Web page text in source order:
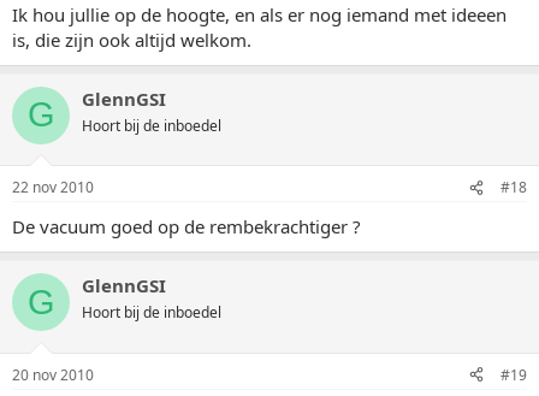
Ik hou jullie op de hoogte, en als er nog iemand met ideeen
is, die zijn ook altijd welkom.
G GlennGSI
Hoort bij de inboedel
22 nov 2010 #18
De vacuum goed op de rembekrachtiger ?
G GlennGSI
Hoort bij de inboedel
20 nov 2010 #19